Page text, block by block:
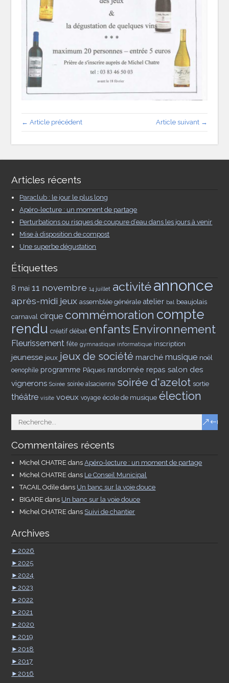
← Article précédent Article suivant →
Articles récents
Paraclub : le jour le plus long
Apéro-lecture : un moment de partage
Perturbations ou risques de coupure d’eau dans les jours à venir
Mise à disposition de compost
Une superbe dégustation
Étiquettes
8 mai 11 novembre 14 juillet activitéannonce
après-midi jeux assemblée générale atelier bal beaujolais
carnaval cirque commémoration compte
rendu créatif débat enfants Environnement
Fleurissement fête gymnastique informatique inscription
jeunesse jeux jeux de société marché musique noël
oenophile programme Pâques randonnée repas salon des
vignerons Soirée soirée alsacienne soirée d'azelot sortie
théâtre visite voeux voyage école de musique élection
Commentaires récents
Michel CHATRE dansApéro-lecture : un moment de partage
Michel CHATRE dans Le Conseil Municipal
TACAIL Odile dans Un banc sur la voie douce
BIGARE dans Un banc sur la voie douce
Michel CHATRE dans Suivi de chantier
Archives
►2026
►2025
►2024
►2023
►2022
►2021
►2020
►2019
►2018
►2017
►2016